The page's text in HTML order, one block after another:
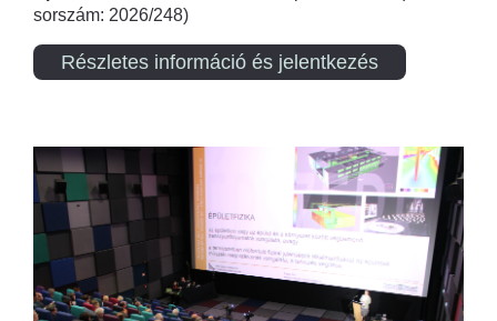
sorszám: 2026/248)
Részletes információ és jelentkezés